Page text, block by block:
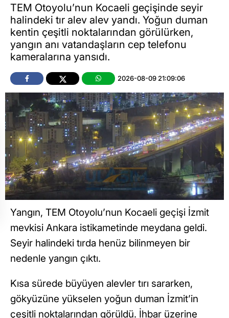
TEM Otoyolu’nun Kocaeli geçişinde seyir
halindeki tır alev alev yandı. Yoğun duman
kentin çeşitli noktalarından görülürken,
yangın anı vatandaşların cep telefonu
kameralarına yansıdı.
2026-08-09 21:09:06
Yangın, TEM Otoyolu’nun Kocaeli geçişi İzmit
mevkisi Ankara istikametinde meydana geldi.
Seyir halindeki tırda henüz bilinmeyen bir
nedenle yangın çıktı.
Kısa sürede büyüyen alevler tırı sararken,
gökyüzüne yükselen yoğun duman İzmit’in
çeşitli noktalarından görüldü. İhbar üzerine